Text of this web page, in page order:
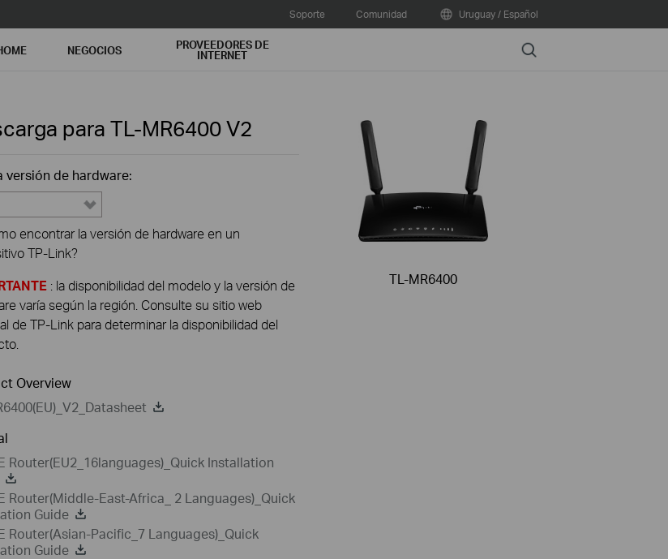
Soporte Comunidad Uruguay / Español
NEGOCIOS PROVEEDORES DE
INTERNET Search
para TL-MR6400V2
versión de hardware:
encontrar la versión de hardware en un
TP-Link?
: la disponibilidad del modelo y la versión de
varía según la región. Consulte su sitio web
de TP-Link para determinar la disponibilidad del
Overview
Router(EU2_16languages)_Quick Installation
Router(Middle-East-Africa_ 2 Languages)_Quick
Guide
Router(Asian-Pacific_7 Languages)_Quick
Guide
TL-MR6400